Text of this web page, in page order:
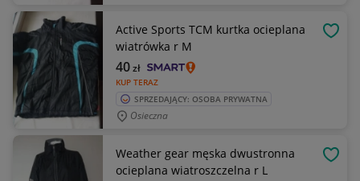
Active Sports TCM kurtka ocieplana
wiatrówka r M
KUP TERAZ
40zł
SPRZEDAJĄCY: OSOBA PRYWATNA
Osieczna
Weather gear męska dwustronna
ocieplana wiatroszczelna r L